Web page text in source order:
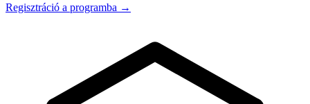
Regisztráció a programba →